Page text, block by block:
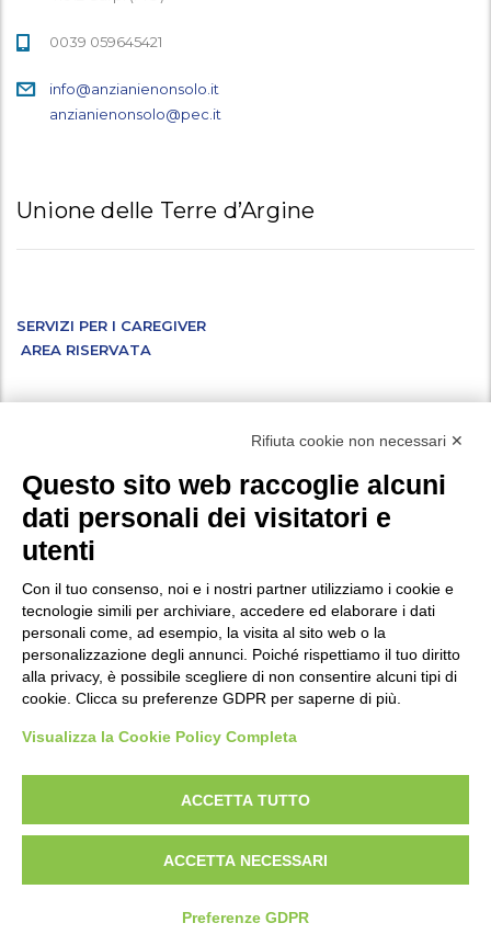
0039 059645421
info@anzianienonsolo.it
anzianienonsolo@pec.it
Unione delle Terre d’Argine
SERVIZI PER I CAREGIVER
AREA RISERVATA
Vuoi iscriverti alla nostra newsletter ed essere aggiornato su tutte le
novità e i progetti a cui stiamo lavorando? Compila i campi
del
modulo di iscrizione
Privacy
Policy di protezione dei minori
Modifica preferenze Cookie
P.IVA e Iscr. Reg. Imp. MO 04699521219
REA MO – 341781
© 2026 ANS©2021
Rifiuta cookie non necessari ✕
Questo sito web raccoglie alcuni
dati personali dei visitatori e
utenti
Con il tuo consenso, noi e i nostri partner utilizziamo i cookie e
tecnologie simili per archiviare, accedere ed elaborare i dati
personali come, ad esempio, la visita al sito web o la
personalizzazione degli annunci. Poiché rispettiamo il tuo diritto
alla privacy, è possibile scegliere di non consentire alcuni tipi di
cookie. Clicca su preferenze GDPR per saperne di più.
Visualizza la Cookie Policy Completa
ACCETTA TUTTO
ACCETTA NECESSARI
Preferenze GDPR